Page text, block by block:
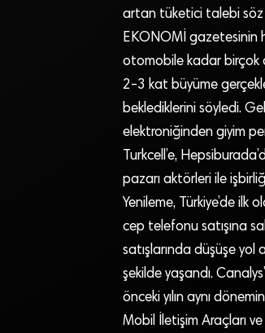
artan tüketici talebi söz
EKONOMİ gazetesinin
otomobile kadar birçok
2-3 kat büyüme
beklediklerini söyledi.
elektroniğinden giyim
Turkcell’e,
pazarı aktörleri ile
Yenileme, Türkiye’de
cep telefonu satışına
satışlarında düşüşe yol
şekilde yaşandı.
önceki yılın aynı
Mobil İletişim Araçları